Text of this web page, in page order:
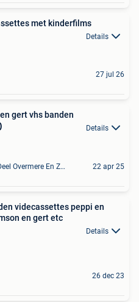
met kinderfilms
Details
27 jul 26
Samson en gert vhs banden
Details
Lokeren+Deel Overmere En Zele 22 apr 25
videcassettes peppi en
en gert etc
Details
26 dec 23